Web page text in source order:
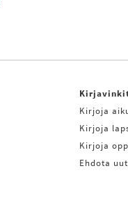
Kirjoja
Kirjoja
Kirjoja
Ehdota